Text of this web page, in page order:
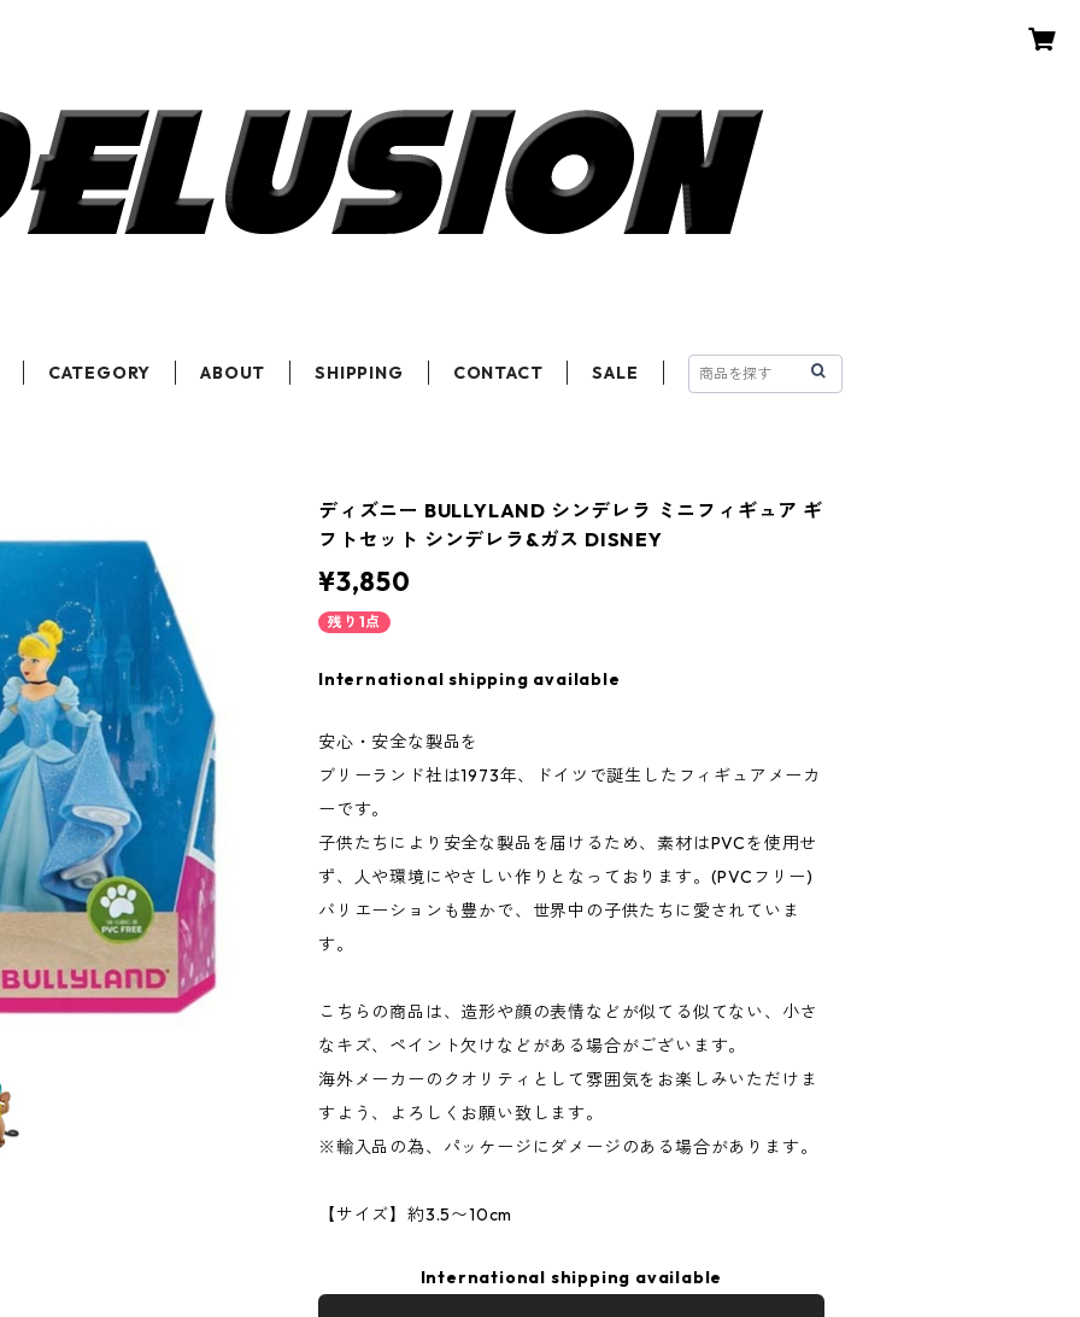
CATEGORY ABOUT SHIPPING CONTACT SALE
ディズニー BULLYLAND シンデレラ ミニフィギュア ギ
フトセット シンデレラ&ガス DISNEY
¥3,850
残り1点
International shipping available
安心・安全な製品を
ブリーランド社は1973年、ドイツで誕生したフィギュアメーカ
ーです。
子供たちにより安全な製品を届けるため、素材はPVCを使用せ
ず、人や環境にやさしい作りとなっております。(PVCフリー)
バリエーションも豊かで、世界中の子供たちに愛されていま
す。
こちらの商品は、造形や顔の表情などが似てる似てない、小さ
なキズ、ペイント欠けなどがある場合がございます。
海外メーカーのクオリティとして雰囲気をお楽しみいただけま
すよう、よろしくお願い致します。
※輸入品の為、パッケージにダメージのある場合があります。
【サイズ】約3.5〜10cm
International shipping available